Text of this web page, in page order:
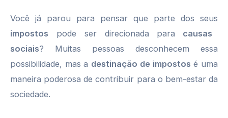
Você já parou para pensar que parte dos seus
impostos pode ser direcionada para causas
sociais? Muitas pessoas desconhecem essa
possibilidade, mas a destinação de impostos é uma
maneira poderosa de contribuir para o bem-estar da
sociedade.